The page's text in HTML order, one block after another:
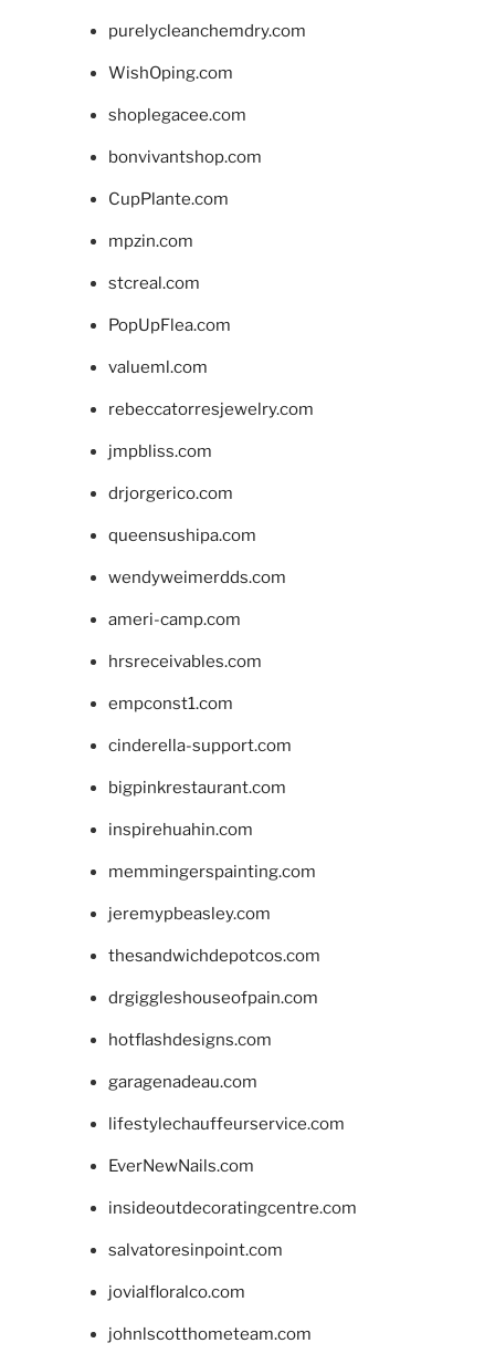
purelycleanchemdry.com
WishOping.com
shoplegacee.com
bonvivantshop.com
CupPlante.com
mpzin.com
stcreal.com
PopUpFlea.com
valueml.com
rebeccatorresjewelry.com
jmpbliss.com
drjorgerico.com
queensushipa.com
wendyweimerdds.com
ameri-camp.com
hrsreceivables.com
empconst1.com
cinderella-support.com
bigpinkrestaurant.com
inspirehuahin.com
memmingerspainting.com
jeremypbeasley.com
thesandwichdepotcos.com
drgiggleshouseofpain.com
hotflashdesigns.com
garagenadeau.com
lifestylechauffeurservice.com
EverNewNails.com
insideoutdecoratingcentre.com
salvatoresinpoint.com
jovialfloralco.com
johnlscotthometeam.com